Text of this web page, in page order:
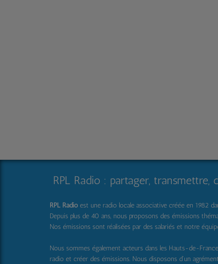
RPL Radio : partager, transmettre,
RPL Radio est une radio locale associative créée en 1982
Depuis plus de 40 ans, nous proposons des émissions
Nos émissions sont réalisées par des salariés et notre
Nous sommes également acteurs dans les Hauts-de-
radio et créer des émissions. Nous disposons d'un